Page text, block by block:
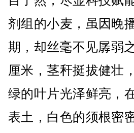
剂组的小麦，虽因晚
期，却丝毫不见孱弱
厘米，茎秆挺拔健壮
绿的叶片光泽鲜亮，
表土，白色的须根密